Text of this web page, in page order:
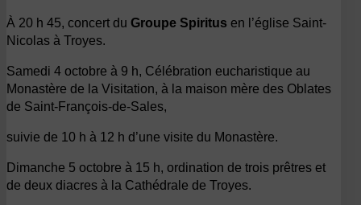
À 20 h 45, concert du Groupe Spiritus en l’église Saint-
Nicolas à Troyes.
Samedi 4 octobre à 9 h, Célébration eucharistique au
Monastère de la Visitation, à la maison mère des Oblates
de Saint-François-de-Sales,
suivie de 10 h à 12 h d’une visite du Monastère.
Dimanche 5 octobre à 15 h, ordination de trois prêtres et
de deux diacres à la Cathédrale de Troyes.